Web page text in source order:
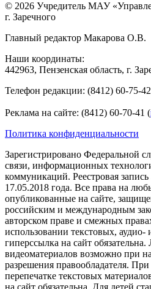
© 2026 Учредитель МАУ
г. Заречного
Главный редактор Макарова О.В.
Наши координаты:
442963, Пензенская область, г.
Телефон редакции: (8412) 60-75-
Реклама на сайте: (8412) 60-70-41 (
Политика конфиденциальности
Зарегистрировано Федеральной
связи, информационных
коммуникаций. Реестровая
17.05.2018 года. Все права на
опубликованные на сайте,
российским и международным
авторском праве и смежных
использовании текстовых, аудио-
гиперссылка на сайт
видеоматериалов возможно при
разрешения правообладателя.
перепечатке текстовых
на сайт обязательна. Для детей